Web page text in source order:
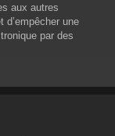
aux autres
d’empêcher une
par des